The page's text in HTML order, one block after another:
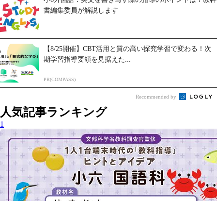
書編集委員が解説します
【8/25開催】CBT活用と質の高い探究学習で変わる！次
期学習指導要領を見据えた...
PR(COMPASS)
Recommended by
人気記事ランキング
1